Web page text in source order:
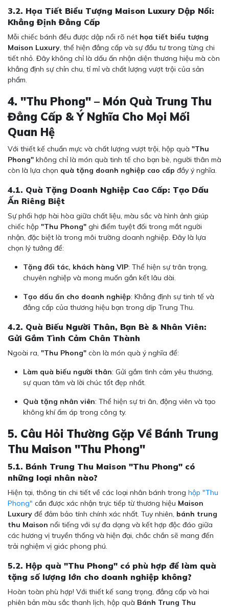
3.2. Họa Tiết Biểu Tượng Maison Luxury Dập Nổi:
Khẳng Định Đẳng Cấp
Mỗi chiếc bánh đều được dập nổi rõ nét họa tiết biểu tượng
Maison Luxury, thể hiện đẳng cấp và sự đầu tư trong từng chi
tiết nhỏ. Đây không chỉ là dấu ấn nhận diện thương hiệu mà còn
khẳng định sự chỉn chu, tỉ mỉ và chất lượng vượt trội của sản
phẩm.
4. "Thu Phong" – Món Quà Trung Thu
Đẳng Cấp & Ý Nghĩa Cho Mọi Mối
Quan Hệ
Với thiết kế chuẩn mực và chất lượng vượt trội, hộp quà "Thu
Phong" không chỉ là món quà tinh tế cho bạn bè, người thân mà
còn là lựa chọn quà tặng doanh nghiệp cao cấp đầy ý nghĩa.
4.1. Quà Tặng Doanh Nghiệp Cao Cấp: Tạo Dấu
Ấn Riêng Biệt
Sự phối hợp hài hòa giữa chất liệu, màu sắc và hình ảnh giúp
chiếc hộp "Thu Phong" ghi điểm tuyệt đối trong mắt người
nhận, đặc biệt là trong môi trường doanh nghiệp. Đây là lựa
chọn lý tưởng để:
Tặng đối tác, khách hàng VIP: Thể hiện sự trân trọng,
chuyên nghiệp và mong muốn gắn kết lâu dài.
Tạo dấu ấn cho doanh nghiệp: Khẳng định sự tinh tế và
đẳng cấp của thương hiệu bạn trong dịp Trung Thu.
4.2. Quà Biếu Người Thân, Bạn Bè & Nhân Viên:
Gửi Gắm Tình Cảm Chân Thành
Ngoài ra, "Thu Phong" còn là món quà ý nghĩa để:
Làm quà biếu người thân: Gửi gắm tình cảm yêu thương,
sự quan tâm và lời chúc tốt đẹp nhất.
Quà tặng nhân viên: Thể hiện sự tri ân, động viên và tạo
không khí ấm áp trong công ty.
5. Câu Hỏi Thường Gặp Về Bánh Trung
Thu Maison "Thu Phong"
5.1. Bánh Trung Thu Maison "Thu Phong" có
những loại nhân nào?
Hiện tại, thông tin chi tiết về các loại nhân bánh trong hộp "Thu
Phong" cần được xác nhận trực tiếp từ thương hiệu Maison
Luxury để đảm bảo tính chính xác nhất. Tuy nhiên, bánh trung
thu Maison nổi tiếng với sự đa dạng và kết hợp độc đáo giữa
các hương vị truyền thống và hiện đại, chắc chắn sẽ mang đến
trải nghiệm vị giác phong phú.
5.2. Hộp quà "Thu Phong" có phù hợp để làm quà
tặng số lượng lớn cho doanh nghiệp không?
Hoàn toàn phù hợp! Với thiết kế sang trọng, đẳng cấp và hai
phiên bản màu sắc thanh lịch, hộp quà Bánh Trung Thu